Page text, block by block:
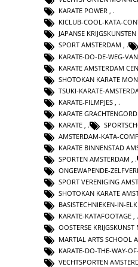
KARATE POWER ,
KICLUB-COOL-KATA-
JAPANSE
SPORT AMSTERDAM ,
KARATE-DO-DE-WEG-
KARATE AMSTERDAM
SHOTOKAN KARATE
TSUKI-KARATE-
KARATE-FILMPJES
KARATE
KARATE
AMSTERDAM-KATA-
KARATE BINNENSTAD
SPORTEN AMSTERDAM ,
ONGEWAPENDE-
SPORT VERENIGING
SHOTOKAN KARATE
BASISTECHNIEKEN-IN-
KARATE-KATAFOOTAGE ,
OOSTERSE
MARTIAL ARTS SCHOOL
KARATE-DO-THE-WAY-
VECHTSPORTEN